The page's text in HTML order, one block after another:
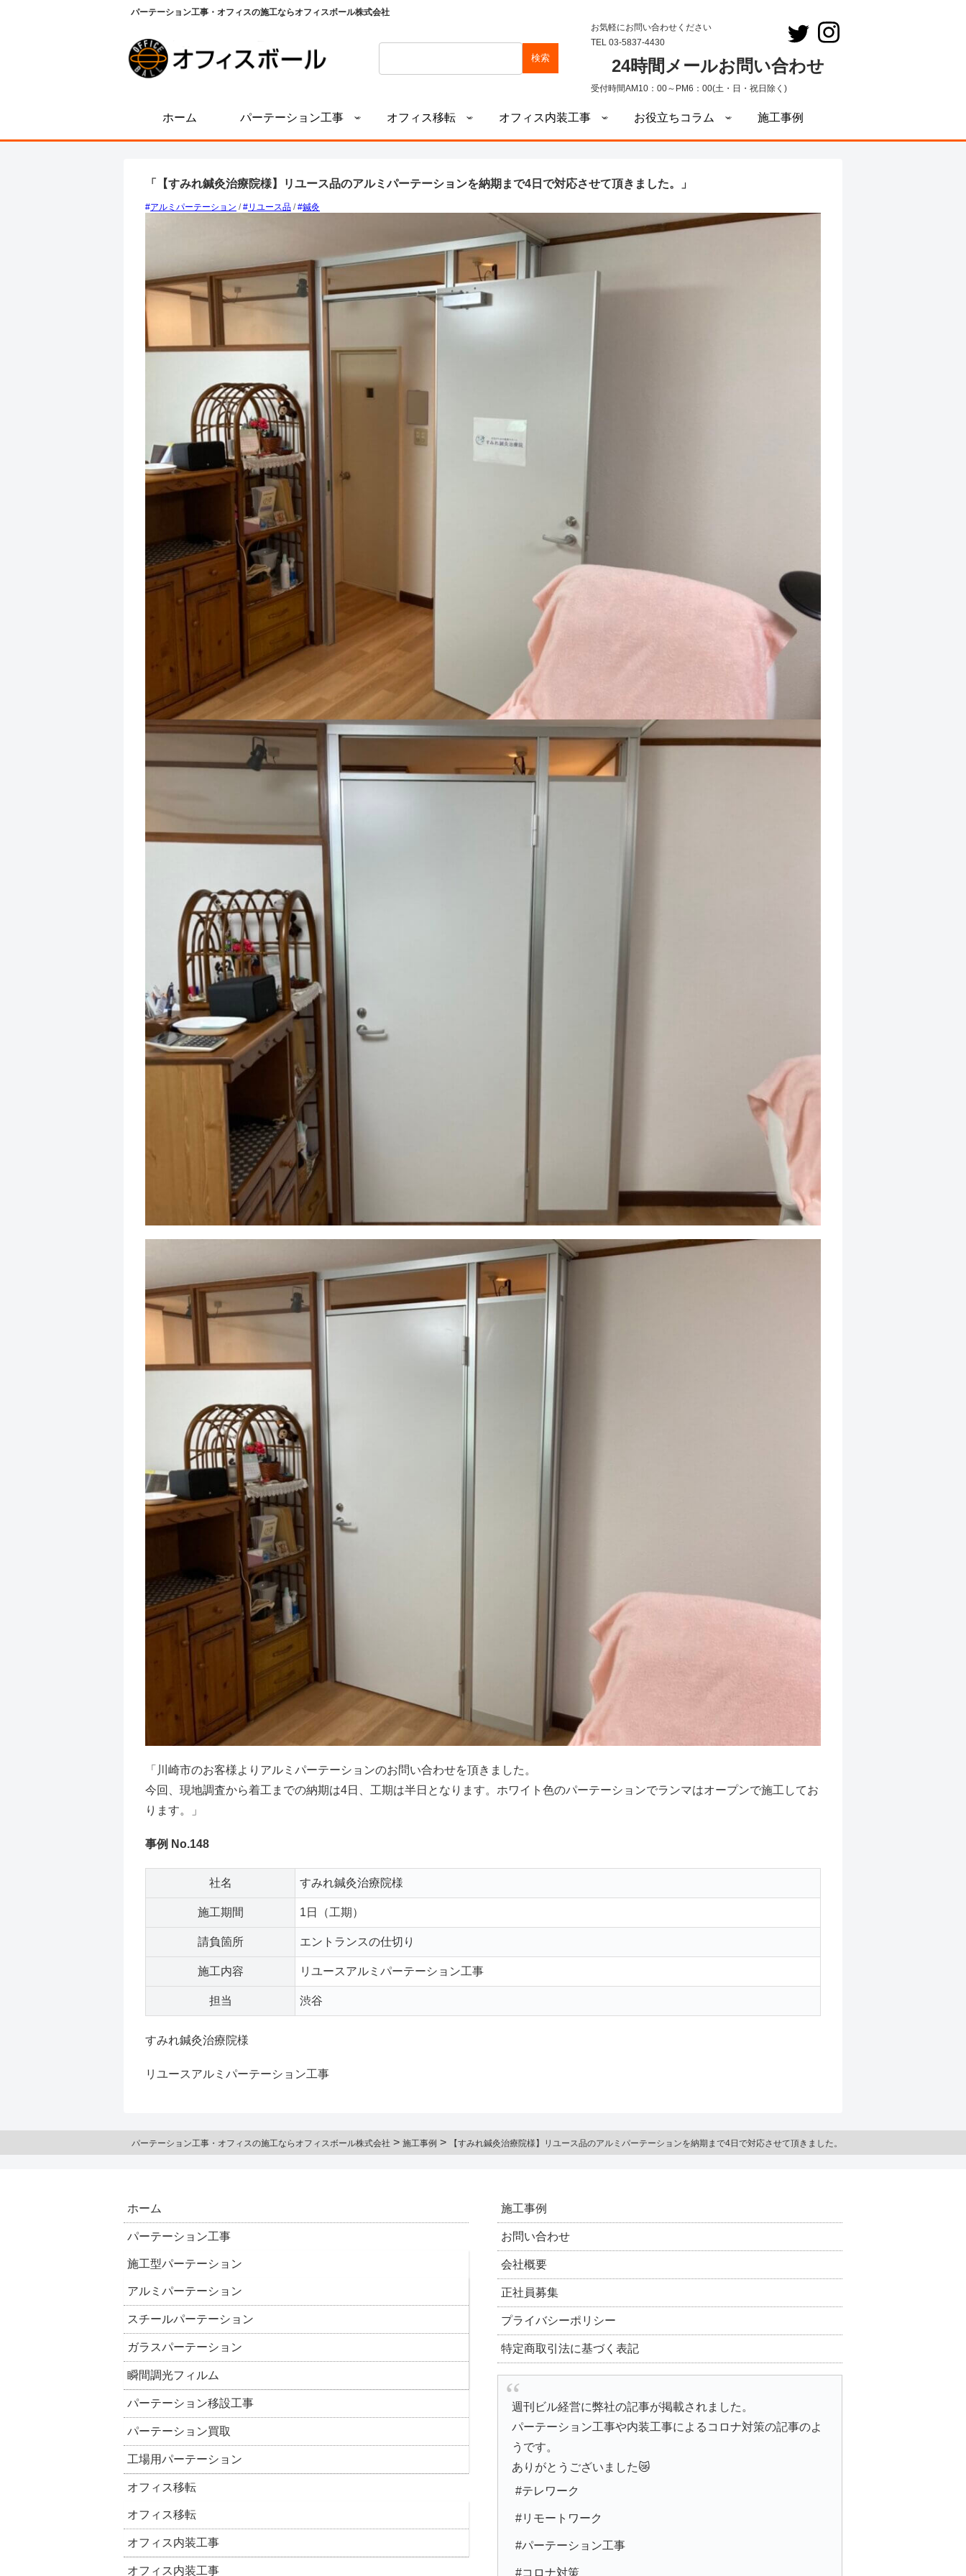
パーテーション工事・オフィスの施工ならオフィスボール株式会社
検索
お気軽にお問い合わせください
TEL 03-5837-4430
24時間メールお問い合わせ
受付時間AM10：00～PM6：00(土・日・祝日除く)
ホーム パーテーション工事 オフィス移転 オフィス内装工事 お役立ちコラム 施工事例
「【すみれ鍼灸治療院様】リユース品のアルミパーテーションを納期まで4日で対応させて頂きました。」
アルミパーテーション / リユース品 / 鍼灸
「川崎市のお客様よりアルミパーテーションのお問い合わせを頂きました。
今回、現地調査から着工までの納期は4日、工期は半日となります。ホワイト色のパーテーションでランマはオープンで施工してお
ります。」
事例 No.148
社名 すみれ鍼灸治療院様
施工期間 1日（工期）
請負箇所 エントランスの仕切り
施工内容 リユースアルミパーテーション工事
担当 渋谷
すみれ鍼灸治療院様
リユースアルミパーテーション工事
パーテーション工事・オフィスの施工ならオフィスボール株式会社 > 施工事例 > 【すみれ鍼灸治療院様】リユース品のアルミパーテーションを納期まで4日で対応させて頂きました。
ホーム
パーテーション工事
施工型パーテーション
アルミパーテーション
スチールパーテーション
ガラスパーテーション
瞬間調光フィルム
パーテーション移設工事
パーテーション買取
工場用パーテーション
オフィス移転
オフィス移転
オフィス内装工事
オフィス内装工事
施工事例
お問い合わせ
会社概要
正社員募集
プライバシーポリシー
特定商取引法に基づく表記
週刊ビル経営に弊社の記事が掲載されました。
パーテーション工事や内装工事によるコロナ対策の記事のよ
うです。
ありがとうございました😿
#テレワーク
#リモートワーク
#パーテーション工事
#コロナ対策